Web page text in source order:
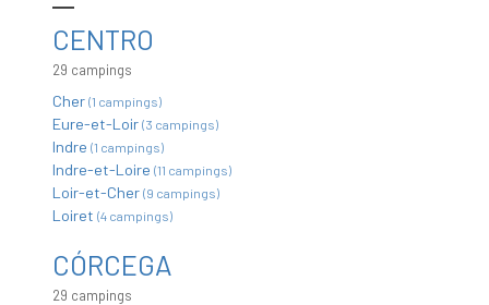
CENTRO
29 campings
Cher (1 campings)
Eure-et-Loir (3 campings)
Indre (1 campings)
Indre-et-Loire (11 campings)
Loir-et-Cher (9 campings)
Loiret (4 campings)
CÓRCEGA
29 campings